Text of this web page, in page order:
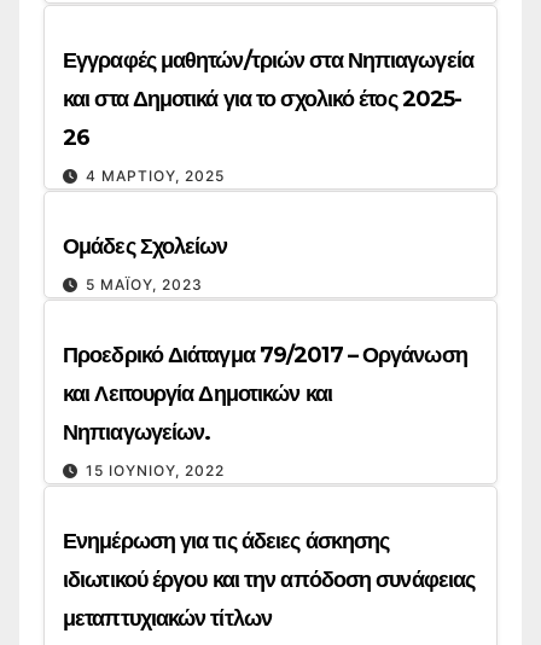
Εγγραφές μαθητών/τριών στα Νηπιαγωγεία
και στα Δημοτικά για το σχολικό έτος 2025-
26
4 ΜΑΡΤΊΟΥ, 2025
Ομάδες Σχολείων
5 ΜΑΪ́ΟΥ, 2023
Προεδρικό Διάταγμα 79/2017 – Οργάνωση
και Λειτουργία Δημοτικών και
Νηπιαγωγείων.
15 ΙΟΥΝΊΟΥ, 2022
Ενημέρωση για τις άδειες άσκησης
ιδιωτικού έργου και την απόδοση συνάφειας
μεταπτυχιακών τίτλων